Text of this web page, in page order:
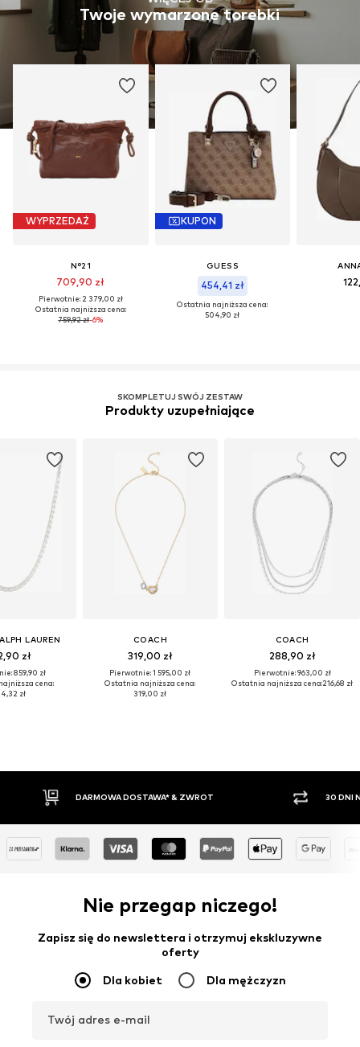
Twoje wymarzone torebki
WYPRZEDAŻ
N°21
709,90 zł
Pierwotnie: 2 379,00 zł
Ostatnia najniższa cena:
759,92 zł-6%
KUPON
GUESS
454,41 zł
Ostatnia najniższa cena:
504,90 zł
SKOMPLETUJ SWÓJ ZESTAW
Produkty uzupełniające
LAUREN
zł
859,90 zł
cena:
zł
COACH
319,00 zł
Pierwotnie: 1 595,00 zł
Ostatnia najniższa cena:
319,00 zł
COACH
288,90 zł
Pierwotnie: 963,00 zł
Ostatnia najniższa cena:216,68 zł
30 DNI NA ZWROT TOWARU
Nie przegap niczego!
Zapisz się do newslettera i otrzymuj ekskluzywne
oferty
Dla kobiet Dla mężczyzn
Twój adres e-mail